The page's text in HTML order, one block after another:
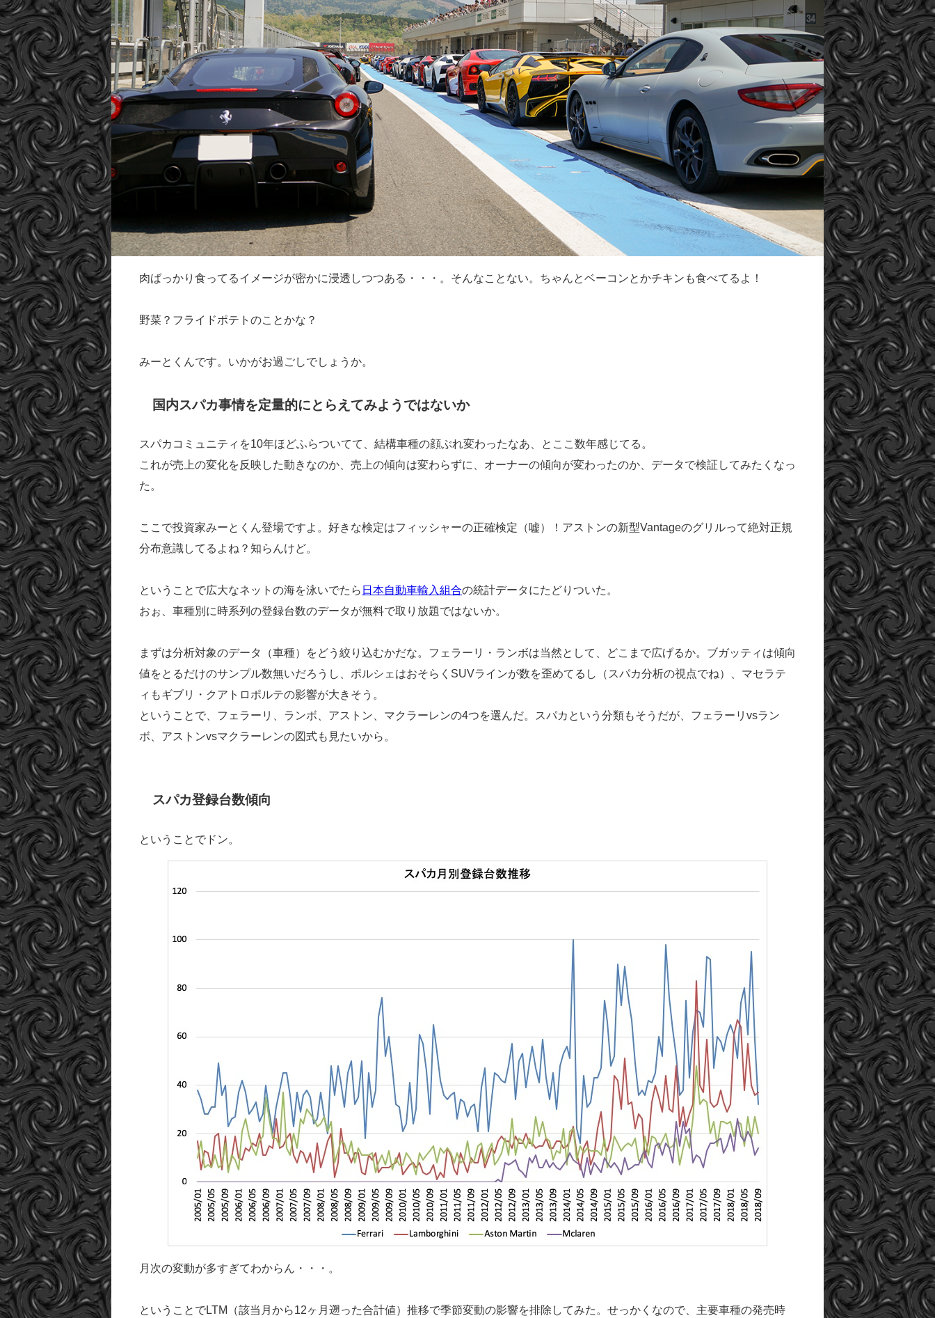
肉ばっかり食ってるイメージが密かに浸透しつつある・・・。そんなことない。ちゃんとベーコンとかチキンも食べてるよ！
野菜？フライドポテトのことかな？
みーとくんです。いかがお過ごしでしょうか。
国内スパカ事情を定量的にとらえてみようではないか
スパカコミュニティを10年ほどふらついてて、結構車種の顔ぶれ変わったなあ、とここ数年感じてる。
これが売上の変化を反映した動きなのか、売上の傾向は変わらずに、オーナーの傾向が変わったのか、データで検証してみたくなっ
た。
ここで投資家みーとくん登場ですよ。好きな検定はフィッシャーの正確検定（嘘）！アストンの新型Vantageのグリルって絶対正規
分布意識してるよね？知らんけど。
ということで広大なネットの海を泳いでたら 日本自動車輸入組合の統計データにたどりついた。
おぉ、車種別に時系列の登録台数のデータが無料で取り放題ではないか。
まずは分析対象のデータ（車種）をどう絞り込むかだな。フェラーリ・ランボは当然として、どこまで広げるか。ブガッティは傾向
値をとるだけのサンプル数無いだろうし、ポルシェはおそらくSUVラインが数を歪めてるし（スパカ分析の視点でね）、マセラテ
ィもギブリ・クアトロポルテの影響が大きそう。
ということで、フェラーリ、ランボ、アストン、マクラーレンの4つを選んだ。スパカという分類もそうだが、フェラーリvsラン
ボ、アストンvsマクラーレンの図式も見たいから。
スパカ登録台数傾向
ということでドン。
月次の変動が多すぎてわからん・・・。
ということでLTM（該当月から12ヶ月遡った合計値）推移で季節変動の影響を排除してみた。せっかくなので、主要車種の発売時